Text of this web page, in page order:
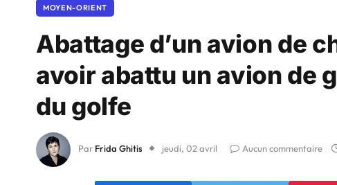
MOYEN-ORIENT
Abattage d’un avion de
avoir abattu un avion de
du golfe
Par Frida Ghitis jeudi, 02 avril Aucun commentaire